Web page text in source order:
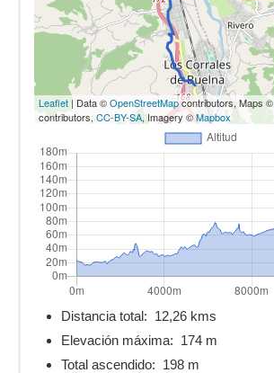
Leaflet | Data ©OpenStreetMapcontributors, Maps ©
contributors, CC-BY-SA, Imagery ©Mapbox
Distancia total: 12,26 kms
Elevación máxima: 174 m
Total ascendido: 198 m